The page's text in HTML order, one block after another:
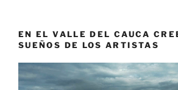
EN EL VALLE DEL CAUCA
SUEÑOS DE LOS ARTISTAS
Reproductor
de